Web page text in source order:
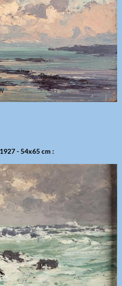
- 54x65 cm :